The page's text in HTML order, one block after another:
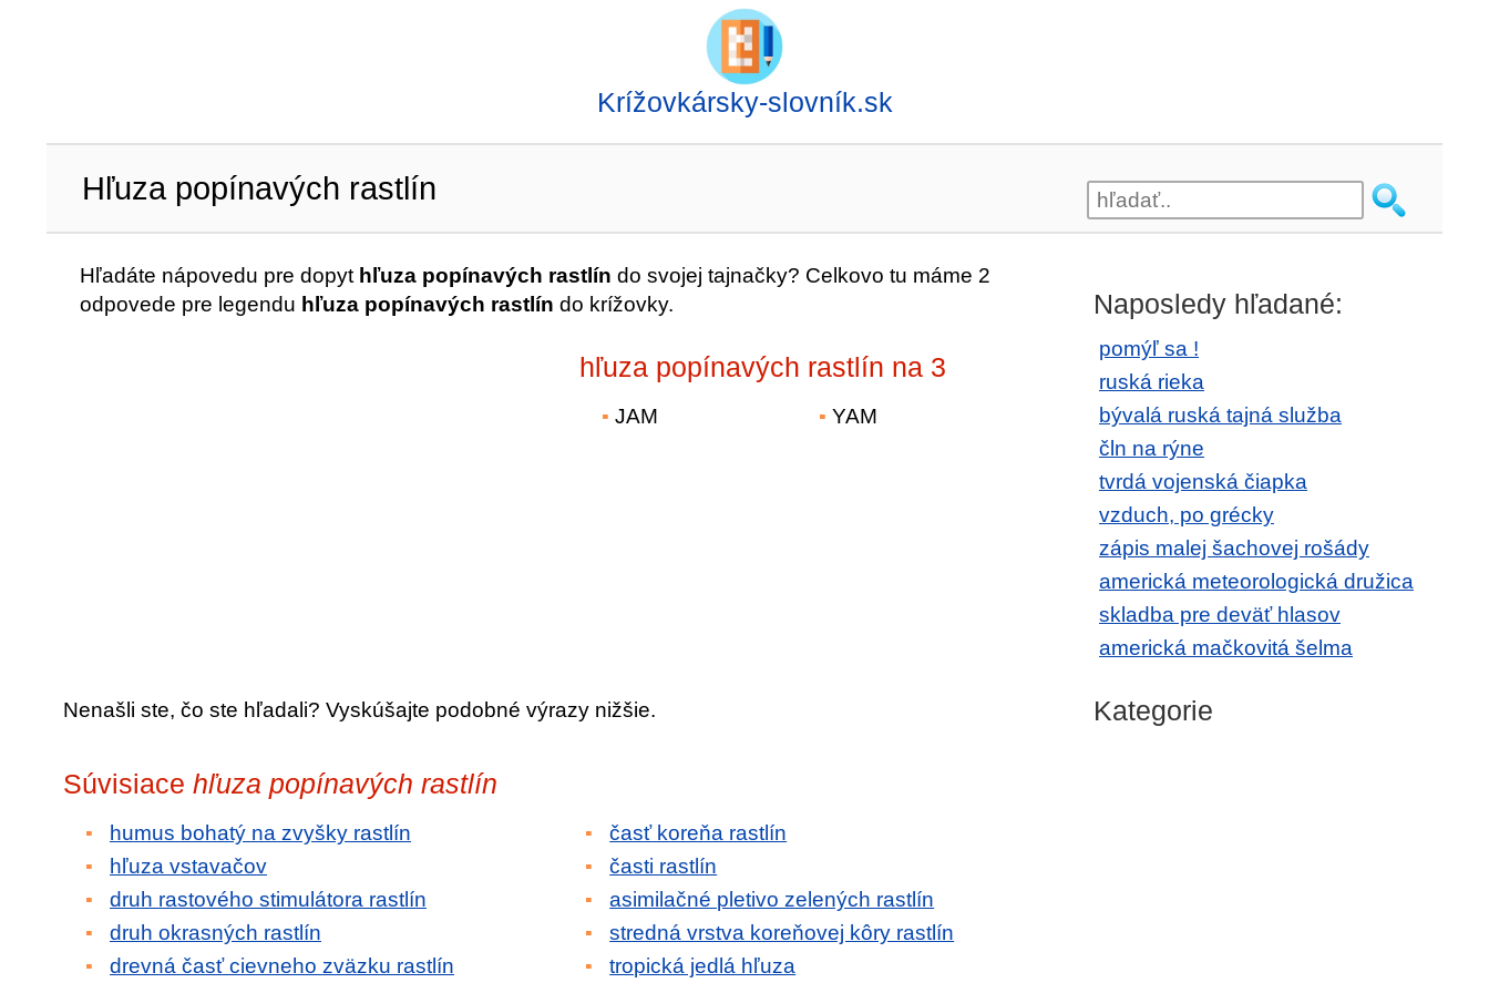
Krížovkársky-slovník.sk
Hľuza popínavých rastlín
Hľadáte nápovedu pre dopyt hľuza popínavých rastlín do svojej tajnačky? Celkovo tu máme 2
odpovede pre legendu hľuza popínavých rastlín do krížovky.
hľuza popínavých rastlín na 3
JAM YAM
Nenašli ste, čo ste hľadali? Vyskúšajte podobné výrazy nižšie.
Súvisiace hľuza popínavých rastlín
humus bohatý na zvyšky rastlín
hľuza vstavačov
druh rastového stimulátora rastlín
druh okrasných rastlín
drevná časť cievneho zväzku rastlín
časť koreňa rastlín
časti rastlín
asimilačné pletivo zelených rastlín
stredná vrstva koreňovej kôry rastlín
tropická jedlá hľuza
Naposledy hľadané:
pomýľ sa !
ruská rieka
bývalá ruská tajná služba
čln na rýne
tvrdá vojenská čiapka
vzduch, po grécky
zápis malej šachovej rošády
americká meteorologická družica
skladba pre deväť hlasov
americká mačkovitá šelma
Kategorie